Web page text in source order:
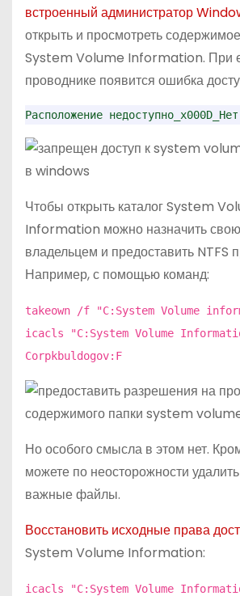
встроенный администратор
открыть и просмотреть
System Volume Information. При
проводнике появится ошибка
Расположение
Чтобы открыть каталог System
Information можно назначить свою
владельцем и предоставить NTFS
Например, с помощью команд:
takeown /f "C:System Volume
icacls "C:System Volume
Corpkbuldogov:F
Но особого смысла в этом нет.
можете по неосторожности
важные файлы.
Восстановить исходные права
System Volume Information:
icacls "C:System Volume